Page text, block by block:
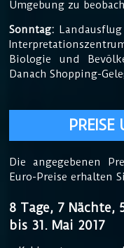
Umgebung zu
Sonntag:
Biologie und
Danach Shopping-
Die angegebenen
Euro-Preise erhalten
8 Tage, 7 Nächte,
bis 31. Mai 2017